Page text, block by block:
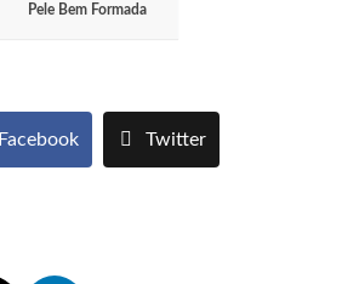
Pele Bem Formada
Facebook Twitter